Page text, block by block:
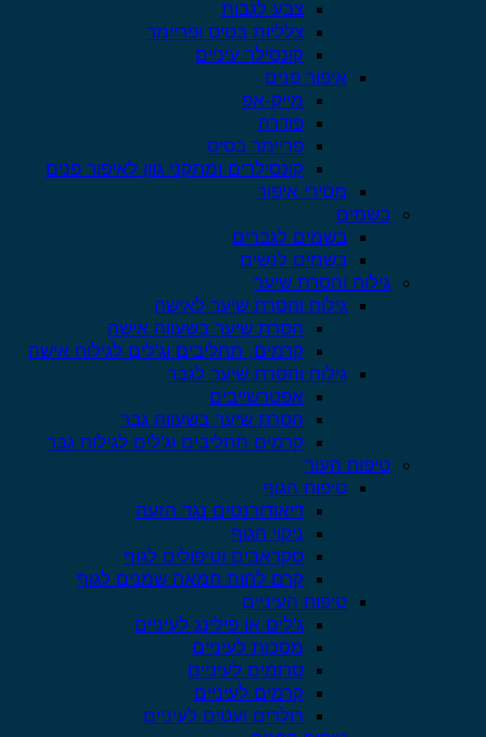
צבע לגבות
צלליות בסיס ופריימר
קונסילר עיניים
איפור פנים
מייק-אפ
פודרה
פריימר בסיס
קונסילרים ומתקני גוון לאיפור פנים
מסירי איפור
בשמים
בשמים לגברים
בשמים לנשים
גילוח והסרת שיער
גילוח והסרת שיער לאישה
הסרת שיער בשעווה אישה
קרמים, תחליבים וג'לים לגילוח אישה
גילוח והסרת שיער לגבר
אפטרשייבים
הסרת שיער בשעווה גבר
קרמים תחליבים וג'לים לגילוח גבר
טיפוח העור
טיפוח הגוף
דיאודורנטים נגד הזעה
ניקוי הגוף
סקראבים וטיפולים לגוף
קרם לחות חמאה שמנים לגוף
טיפוח העיניים
ג'לים או פילינג לעיניים
מסכות לעיניים
סרומים לעיניים
קרמים לעיניים
רולרים ועטים לעיניים